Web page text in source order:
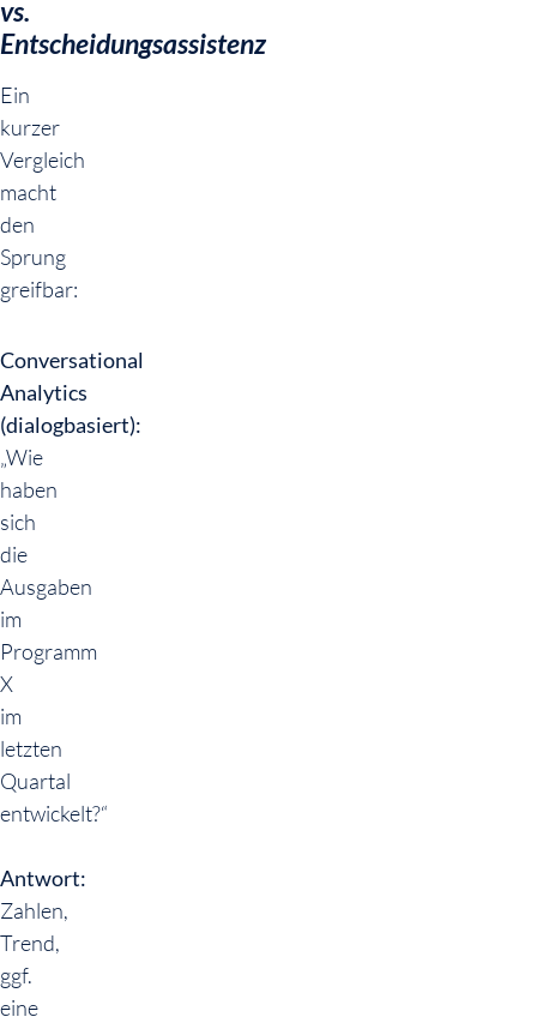
vs.
Entscheidungsassistenz
Ein
kurzer
Vergleich
macht
den
Sprung
greifbar:
Conversational
Analytics
(dialogbasiert):
„Wie
haben
sich
die
Ausgaben
im
Programm
X
im
letzten
Quartal
entwickelt?“
Antwort:
Zahlen,
Trend,
ggf.
eine